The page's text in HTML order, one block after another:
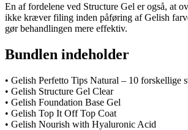
En af fordelene ved Structure Gel er også, at
ikke kræver filing inden påføring af Gelish
gør behandlingen mere effektiv.
Bundlen indeholder
• Gelish Perfetto Tips Natural – 10 forskellige
• Gelish Structure Gel Clear
• Gelish Foundation Base Gel
• Gelish Top It Off Top Coat
• Gelish Nourish with Hyaluronic Acid